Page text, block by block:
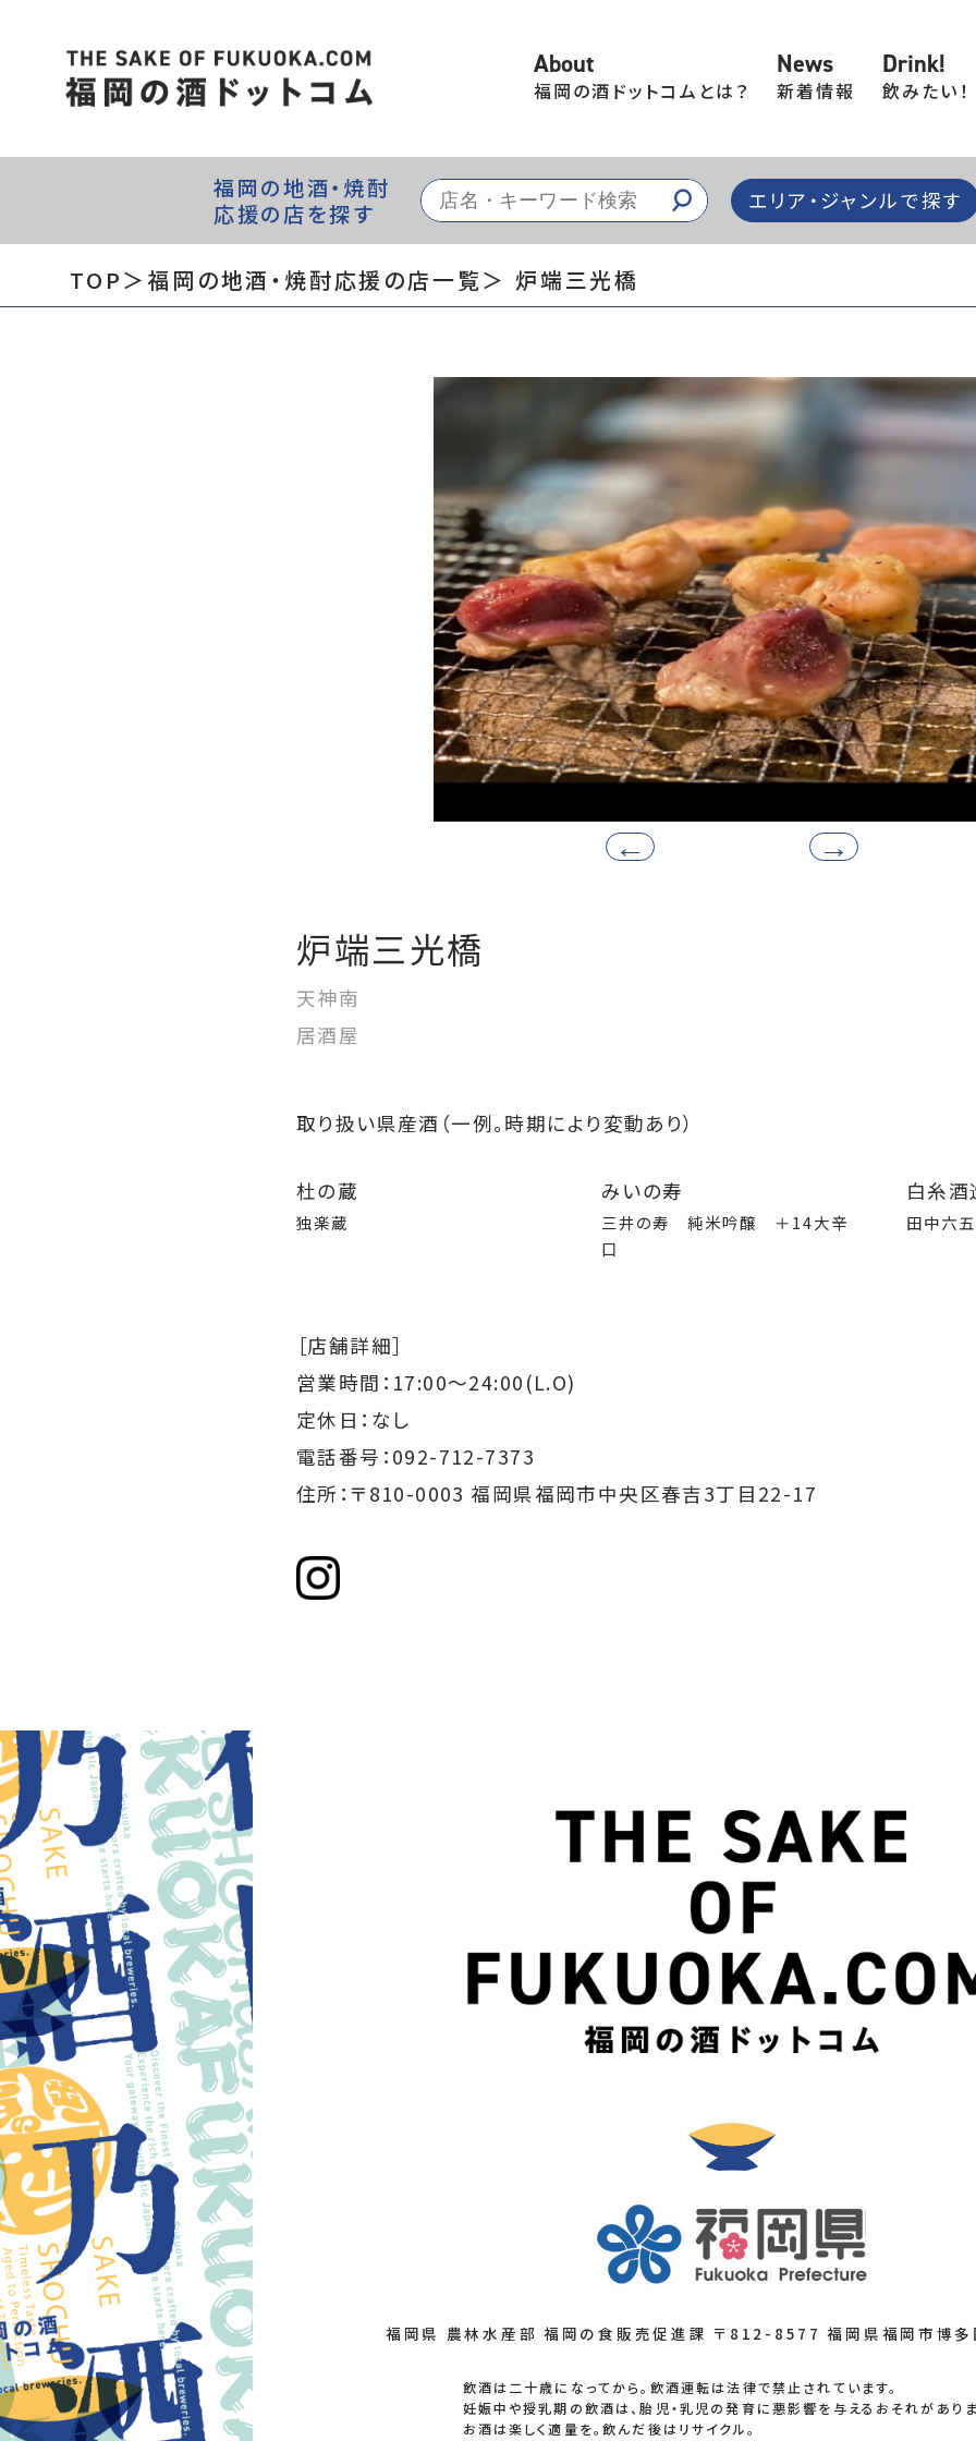
About
福岡の酒ドットコムとは？
News
新着情報
Drink!
飲みたい！
福岡の地酒・焼酎
応援の店を探す
エリア・ジャンルで探す
TOP＞福岡の地酒・焼酎応援の店一覧＞ 炉端三光橋
炉端三光橋
天神南
居酒屋
取り扱い県産酒（一例。時期により変動あり）
杜の蔵
独楽蔵
みいの寿
三井の寿 純米吟醸 ＋14大辛
口
白糸酒
田中六五
［店舗詳細］
営業時間： 17:00～24:00(L.O)
定休日：なし
電話番号：092-712-7373
住所：〒810-0003 福岡県福岡市中央区春吉3丁目22-17
福岡県 農林水産部 福岡の食販売促進課 〒812-8577 福岡県福岡市博
飲酒は二十歳になってから。飲酒運転は法律で禁止されています。
妊娠中や授乳期の飲酒は、胎児・乳児の発育に悪影響を与えるおそれがありま
お酒は楽しく適量を。飲んだ後はリサイクル。